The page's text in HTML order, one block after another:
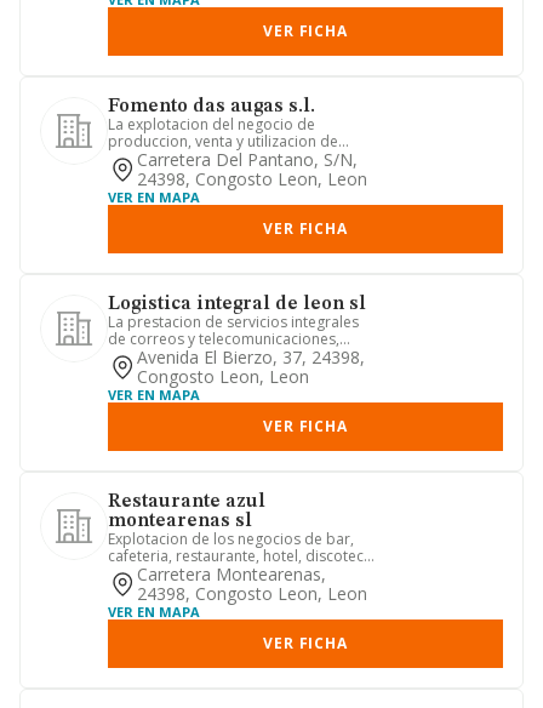
VER FICHA
Fomento das augas s.l.
La explotacion del negocio de
produccion, venta y utilizacion de
energia electrica a partir de fuen...
Carretera Del Pantano, S/n,
24398, Congosto Leon, Leon
VER EN MAPA
VER FICHA
Logistica integral de leon sl
La prestacion de servicios integrales
de correos y telecomunicaciones,
servicios postales, consiste...
Avenida El Bierzo, 37, 24398,
Congosto Leon, Leon
VER EN MAPA
VER FICHA
Restaurante azul
montearenas sl
Explotacion de los negocios de bar,
cafeteria, restaurante, hotel, discoteca,
sala de fiestas, aloj...
Carretera Montearenas,
24398, Congosto Leon, Leon
VER EN MAPA
VER FICHA